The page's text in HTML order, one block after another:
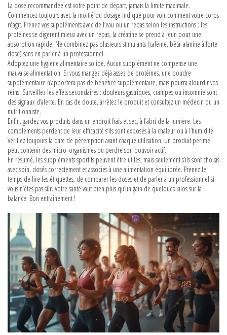
La dose recommandée est votre point de départ, jamais la limite maximale.
Commencez toujours avec la moitié du dosage indiqué pour voir comment votre corps
réagit. Prenez vos suppléments avec de l’eau ou un repas selon les instructions : les
protéines se digèrent mieux avec un repas, la créatine se prend à jeun pour une
absorption rapide. Ne combinez pas plusieurs stimulants (caféine, bêta‑alanine à forte
dose) sans en parler à un professionnel.
Adoptez une hygiène alimentaire solide. Aucun supplément ne compense une
mauvaise alimentation. Si vous mangez déjà assez de protéines, une poudre
supplémentaire n’apportera pas de bénéfice supplémentaire, mais pourra alourdir vos
reins. Surveillez les effets secondaires : douleurs gastriques, crampes ou insomnie sont
des signaux d’alerte. En cas de doute, arrêtez le produit et consultez un médecin ou un
nutritionniste.
Enfin, gardez vos produits dans un endroit frais et sec, à l’abri de la lumière. Les
compléments perdent de leur efficacité s’ils sont exposés à la chaleur ou à l’humidité.
Vérifiez toujours la date de péremption avant chaque utilisation. Un produit périmé
peut contenir des micro‑organismes ou perdre son pouvoir actif.
En résumé, les suppléments sportifs peuvent être utiles, mais seulement s’ils sont choisis
avec soin, dosés correctement et associés à une alimentation équilibrée. Prenez le
temps de lire les étiquettes, de comparer les doses et de parler à un professionnel si
vous n’êtes pas sûr. Votre santé vaut bien plus qu’un gain de quelques kilos sur la
balance. Bon entraînement !